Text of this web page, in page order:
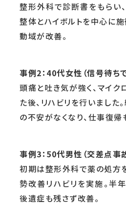
整形外科で診断書をもらい
整体とハイボルトを中心に
動域が改善。
事例2：40代女性（信号待ち
頭痛と吐き気が強く、マイク
た後、リハビリを行いまし
の不安がなくなり、仕事復帰
事例3：50代男性（交差点事
初期は整形外科で薬の処方
勢改善リハビリを実施。半
後遺症も残さず改善。